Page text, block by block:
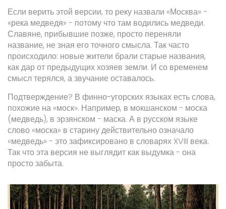
Если верить этой версии, то реку назвали «Москва» -
«река медведя» - потому что там водились медведи.
Славяне, прибывшие позже, просто переняли
название, не зная его точного смысла. Так часто
происходило: новые жители брали старые названия,
как дар от предыдущих хозяев земли. И со временем
смысл терялся, а звучание оставалось.
Подтверждение? В финно-угорских языках есть слова,
похожие на «моск». Например, в мокшанском - моска
(медведь), в эрзянском - маска. А в русском языке
слово «моска» в старину действительно означало
«медведь» - это зафиксировано в словарях XVIII века.
Так что эта версия не выглядит как выдумка - она
просто забыта.